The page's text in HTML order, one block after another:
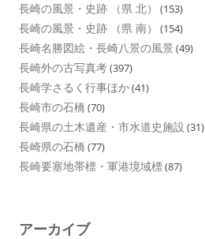
長崎の風景・史跡 （県 北） (153)
長崎の風景・史跡 （県 南） (154)
長崎名勝図絵・長崎八景の風景 (49)
長崎外の古写真考(397)
長崎学さるく行事ほか(41)
長崎市の石橋 (70)
長崎県の土木遺産・市水道史施設 (31)
長崎県の石橋 (77)
長崎要塞地帯標・軍港境域標(87)
アーカイブ